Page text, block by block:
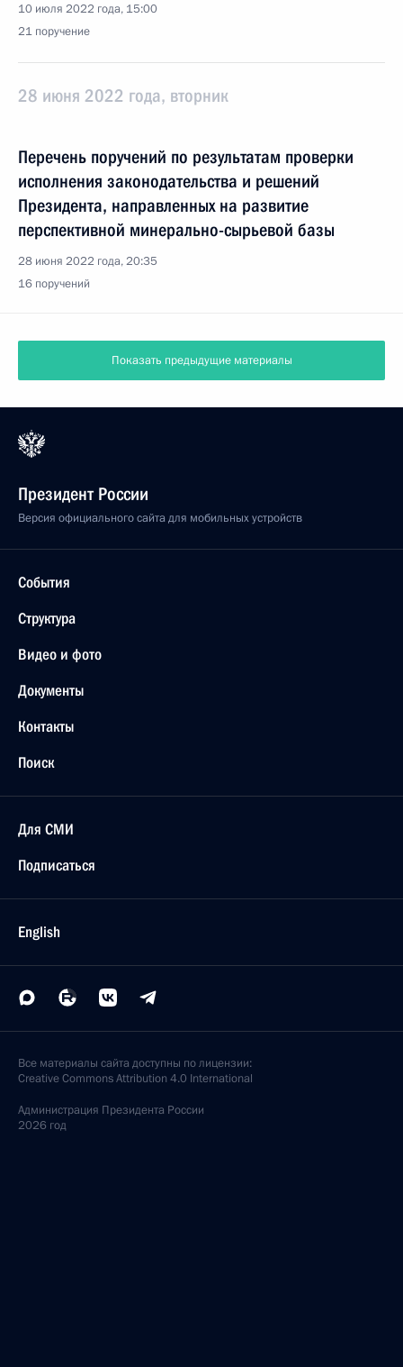
10 июля 2022 года, 15:00
21 поручение
28 июня 2022 года, вторник
Перечень поручений по результатам проверки
исполнения законодательства и решений
Президента, направленных на развитие
перспективной минерально-сырьевой базы
28 июня 2022 года, 20:35
16 поручений
Показать предыдущие материалы
Президент России
Версия официального сайта для мобильных устройств
События
Структура
Видео и фото
Документы
Контакты
Поиск
Для СМИ
Подписаться
English
Все материалы сайта доступны по лицензии:
Creative Commons Attribution 4.0 International
Администрация Президента России
2026 год